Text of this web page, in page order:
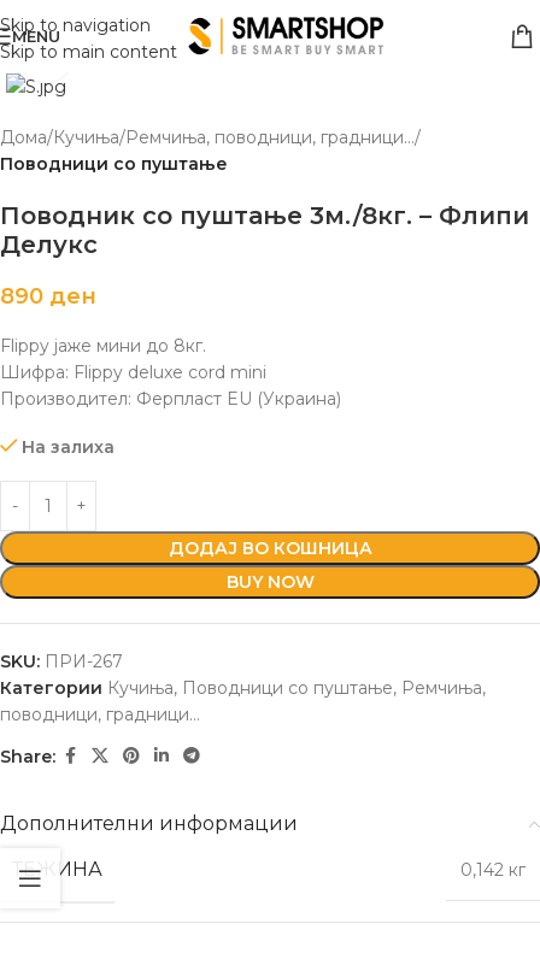
Skip to navigation
Skip to main content
MENU
Click to enlarge
Дома Кучиња Ремчиња, поводници, градници...
Поводници со пуштање
Поводник со пуштање 3м./8кг. – Флипи
Делукс
890 ден
Flippy јаже мини до 8кг.
Шифра: Flippy deluxe cord mini
Производител: Ферпласт EU (Украина)
На залиха
ДОДАЈ ВО КОШНИЦА
BUY NOW
SKU: ПРИ-267
Категории Кучиња, Поводници со пуштање, Ремчиња,
поводници, градници...
Share:
за дрво x5
Дополнителни информации
ТЕЖИНА
0,142 кг